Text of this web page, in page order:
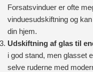
Forsatsvinduer er ofte
vinduesudskiftning og
din hjem.
Udskiftning af glas til
i god stand, men glasset
selve ruderne med